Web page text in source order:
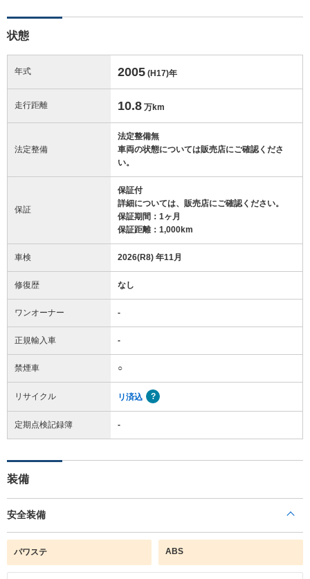
状態
年式 2005 (H17)年
走行距離 10.8 万km
法定整備
法定整備無
車両の状態については販売店にご確認くださ
い。
保証
保証付
詳細については、販売店にご確認ください。
保証期間：1ヶ月
保証距離：1,000km
車検 2026(R8) 年11月
修復歴 なし
ワンオーナー -
正規輸入車 -
禁煙車 ○
リサイクル リ済込
定期点検記録簿 -
装備
安全装備
パワステ ABS